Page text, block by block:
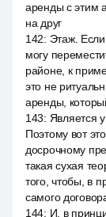
аренды с этим
на друг
142: Этаж.
могу
районе, к
это не
аренды,
143: Является
Поэтому вот
досрочному
такая сухая
того, чтобы, в
самого
144: И, в